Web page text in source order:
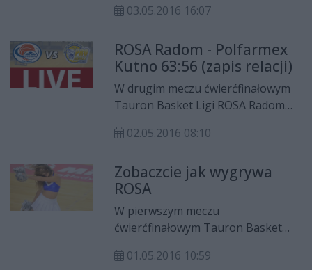
Kamińskiego triumfowali 63:56.
spotkania był CJ Harris, który
zdobył aż 22 punkt. W rywalizacji do
trzech zwycięstw radomianie
prowadzą 2:0.
03.05.2016 16:07
ROSA Radom - Polfarmex
Kutno 63:56 (zapis relacji)
W drugim meczu ćwierćfinałowym
Tauron Basket Ligi ROSA Radom
Najskuteczniejszym zawodnikiem
zdobył 22 punkty. W rywalizacji do
trzech zwycięstw ROSA prowadzi
2:0.
02.05.2016 08:10
Zobaczcie jak wygrywa
ROSA
W pierwszym meczu
ćwierćfinałowym Tauron Basket
pokonała Polfarmex Kutno (więcej
01.05.2016 10:59